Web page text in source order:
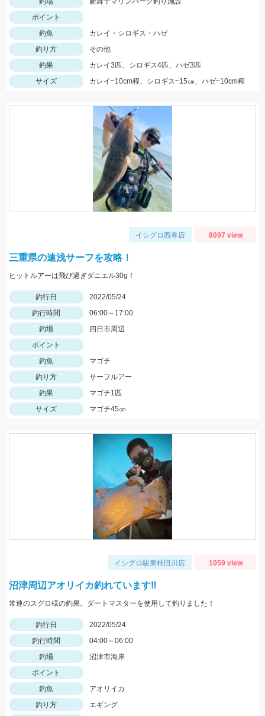
ポイント
釣魚
カレイ・シロギス・ハゼ
釣り方
その他
釣果
カレイ3匹、シロギス4匹、ハゼ3匹
サイズ
カレイ~10cm程、シロギス~15㎝、ハゼ~10cm程
イシグロ西春店 8097 view
三重県の遠浅サーフを攻略！
ヒットルアーは飛び過ぎダニエル30g！
釣行日
2022/05/24
釣行時間
06:00～17:00
釣場
四日市周辺
ポイント
釣魚
マゴチ
釣り方
サーフルアー
釣果
マゴチ1匹
サイズ
マゴチ45㎝
イシグロ駿東柿田川店 1059 view
沼津周辺アオリイカ釣れています‼
常連のスグロ様の釣果。ダートマスターを使用して釣りました！
釣行日
2022/05/24
釣行時間
04:00～06:00
釣場
沼津市海岸
ポイント
釣魚
アオリイカ
釣り方
エギング